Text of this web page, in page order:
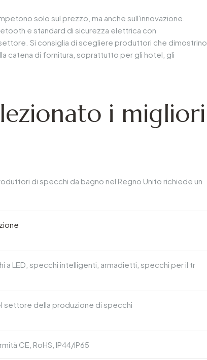
solo sul prezzo, ma anche sull'innovazione.
e standard di sicurezza elettrica con
Si consiglia di scegliere produttori che dimostrino
catena di fornitura, soprattutto per gli hotel, gli
i migliori
di specchi da bagno nel Regno Unito richiede un
a LED, specchi intelligenti, armadietti, specchi per il tr
settore della produzione di specchi
CE, RoHS, IP44/IP65